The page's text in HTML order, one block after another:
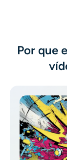
Ferramentas de
Aprimorador
Removedor
Por que